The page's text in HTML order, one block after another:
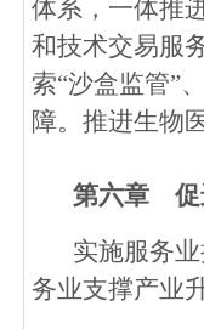
体系，一体推
和技术交易服
索“沙盒监管”
障。推进生物
第六章 促
实施服务
务业支撑产业